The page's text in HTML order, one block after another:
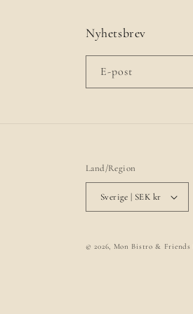
Nyhetsbrev
E-post
Land/Region
Sverige | SEK kr
© 2026, Mon Bistro & Friends